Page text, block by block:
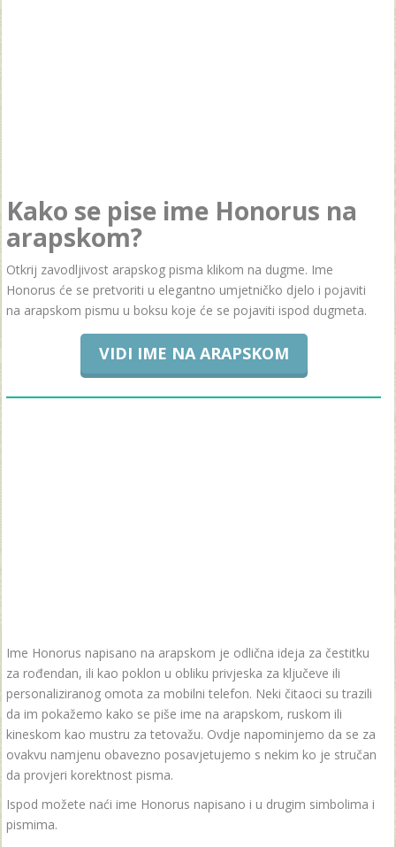
Kako se pise ime Honorus na
arapskom?
Otkrij zavodljivost arapskog pisma klikom na dugme. Ime
Honorus će se pretvoriti u elegantno umjetničko djelo i pojaviti
na arapskom pismu u boksu koje će se pojaviti ispod dugmeta.
VIDI IME NA ARAPSKOM
Ime Honorus napisano na arapskom je odlična ideja za čestitku
za rođendan, ili kao poklon u obliku privjeska za ključeve ili
personaliziranog omota za mobilni telefon. Neki čitaoci su trazili
da im pokažemo kako se piše ime na arapskom, ruskom ili
kineskom kao mustru za tetovažu. Ovdje napominjemo da se za
ovakvu namjenu obavezno posavjetujemo s nekim ko je stručan
da provjeri korektnost pisma.
Ispod možete naći ime Honorus napisano i u drugim simbolima i
pismima.